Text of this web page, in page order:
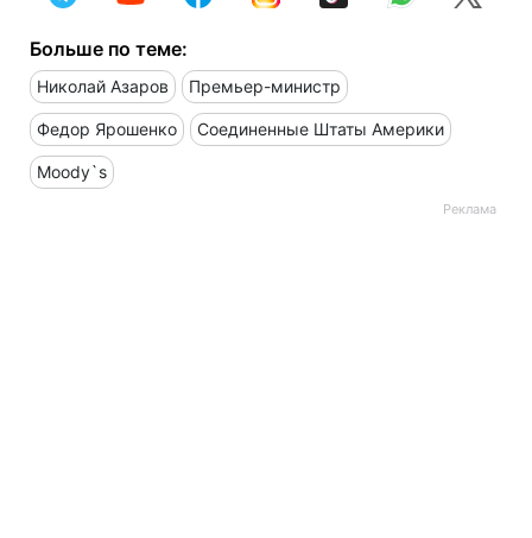
Больше по теме:
Николай Азаров Премьер-министр
Федор Ярошенко Соединенные Штаты Америки
Moody`s